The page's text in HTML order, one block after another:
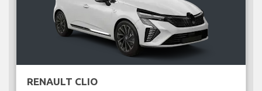
RENAULT CLIO